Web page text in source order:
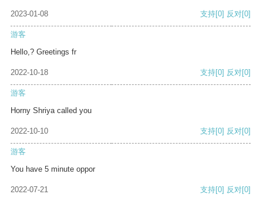
2023-01-08 支持[0] 反对[0]
游客
Hello,? Greetings fr
2022-10-18 支持[0] 反对[0]
游客
Horny Shriya called you
2022-10-10 支持[0] 反对[0]
游客
You have 5 minute oppor
2022-07-21 支持[0] 反对[0]